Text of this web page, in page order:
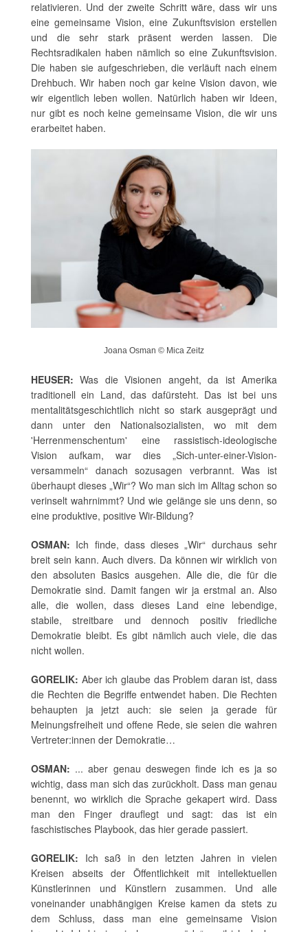
relativieren. Und der zweite Schritt wäre, dass wir uns
eine gemeinsame Vision, eine Zukunftsvision erstellen
und die sehr stark präsent werden lassen. Die
Rechtsradikalen haben nämlich so eine Zukunftsvision.
Die haben sie aufgeschrieben, die verläuft nach einem
Drehbuch. Wir haben noch gar keine Vision davon, wie
wir eigentlich leben wollen. Natürlich haben wir Ideen,
nur gibt es noch keine gemeinsame Vision, die wir uns
erarbeitet haben.
Joana Osman © Mica Zeitz
HEUSER: Was die Visionen angeht, da ist Amerika
traditionell ein Land, das dafürsteht. Das ist bei uns
mentalitätsgeschichtlich nicht so stark ausgeprägt und
dann unter den Nationalsozialisten, wo mit dem
'Herrenmenschentum' eine rassistisch-ideologische
Vision aufkam, war dies „Sich-unter-einer-Vision-
versammeln“ danach sozusagen verbrannt. Was ist
überhaupt dieses „Wir“? Wo man sich im Alltag schon so
verinselt wahrnimmt? Und wie gelänge sie uns denn, so
eine produktive, positive Wir-Bildung?
OSMAN: Ich finde, dass dieses „Wir“ durchaus sehr
breit sein kann. Auch divers. Da können wir wirklich von
den absoluten Basics ausgehen. Alle die, die für die
Demokratie sind. Damit fangen wir ja erstmal an. Also
alle, die wollen, dass dieses Land eine lebendige,
stabile, streitbare und dennoch positiv friedliche
Demokratie bleibt. Es gibt nämlich auch viele, die das
nicht wollen.
GORELIK: Aber ich glaube das Problem daran ist, dass
die Rechten die Begriffe entwendet haben. Die Rechten
behaupten ja jetzt auch: sie seien ja gerade für
Meinungsfreiheit und offene Rede, sie seien die wahren
Vertreter:innen der Demokratie…
OSMAN: ... aber genau deswegen finde ich es ja so
wichtig, dass man sich das zurückholt. Dass man genau
benennt, wo wirklich die Sprache gekapert wird. Dass
man den Finger drauflegt und sagt: das ist ein
faschistisches Playbook, das hier gerade passiert.
GORELIK: Ich saß in den letzten Jahren in vielen
Kreisen abseits der Öffentlichkeit mit intellektuellen
Künstlerinnen und Künstlern zusammen. Und alle
voneinander unabhängigen Kreise kamen da stets zu
dem Schluss, dass man eine gemeinsame Vision